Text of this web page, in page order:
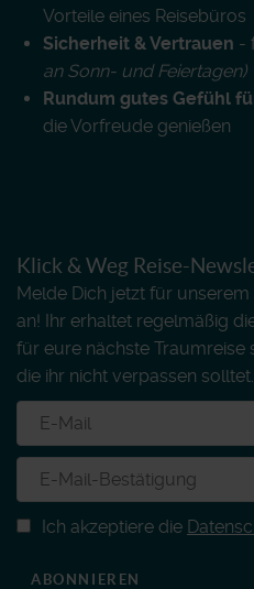
Vorteile eines Reisebüros
Sicherheit & Vertrauen -
an Sonn- und Feiertagen)
Rundum gutes Gefühl
die Vorfreude genießen
Klick & Weg Reise-
Melde Dich jetzt für
an! Ihr erhaltet regelmäßig
für eure nächste Traumreise
die ihr nicht verpassen solltet.
Ich akzeptiere die
ABONNIEREN